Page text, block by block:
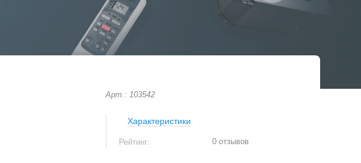
Арт.: 103542
Характеристики
Рейтинг: 0 отзывов